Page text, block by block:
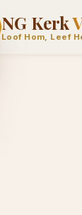
NG Kerk
Loof Hom, Leef